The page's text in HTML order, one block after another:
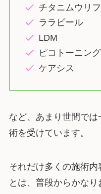
チタニムウリ
ララピール
LDM
ピコトーニング
ケアシス
など、あまり世間で
術を受けています。
それだけ多くの施術内
とは、普段からかな